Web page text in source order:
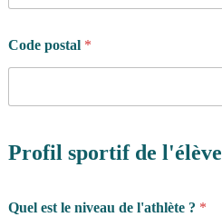
Code postal *
Profil sportif de l'élève
Quel est le niveau de l'athlète ? *